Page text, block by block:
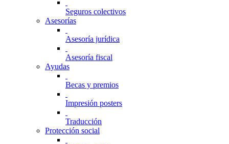
Seguros colectivos
Asesorías
Asesoría jurídica
Asesoría fiscal
Ayudas
Becas y premios
Impresión posters
Traducción
Protección social